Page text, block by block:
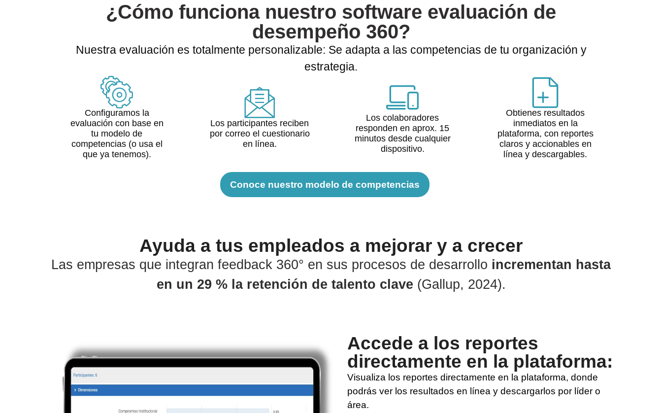
¿Cómo funciona nuestro software evaluación de
desempeño 360?
Nuestra evaluación es totalmente personalizable: Se adapta a las competencias de tu organización y
estrategia.
Configuramos la
evaluación con base en
tu modelo de
competencias (o usa el
que ya tenemos).
Los participantes reciben
por correo el cuestionario
en línea.
Los colaboradores
responden en aprox. 15
minutos desde cualquier
dispositivo.
Obtienes resultados
inmediatos en la
plataforma, con reportes
claros y accionables en
línea y descargables.
Conoce nuestro modelo de competencias
Ayuda a tus empleados a mejorar y a crecer
Las empresas que integran feedback 360° en sus procesos de desarrollo incrementan hasta
en un 29 % la retención de talento clave (Gallup, 2024).
Accede a los reportes
directamente en la plataforma:
Visualiza los reportes directamente en la plataforma, donde
podrás ver los resultados en línea y descargarlos por líder o
área.